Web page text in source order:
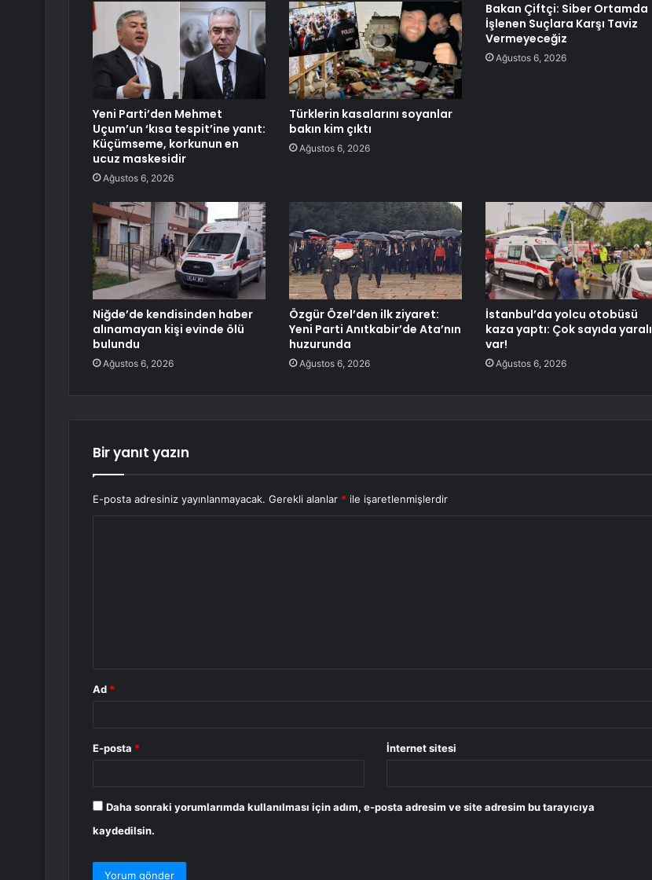
Yeni Parti’den Mehmet
Uçum’un ‘kısa tespit’ine yanıt:
Küçümseme, korkunun en
ucuz maskesidir
Ağustos 6, 2026
Türklerin kasalarını soyanlar
bakın kim çıktı
Ağustos 6, 2026
Bakan Çiftçi: Siber Ortamda
İşlenen Suçlara Karşı Taviz
Vermeyeceğiz
Ağustos 6, 2026
Niğde’de kendisinden haber
alınamayan kişi evinde ölü
bulundu
Ağustos 6, 2026
Özgür Özel’den ilk ziyaret:
Yeni Parti Anıtkabir’de Ata’nın
huzurunda
Ağustos 6, 2026
İstanbul’da yolcu otobüsü
kaza yaptı: Çok sayıda yaralı
var!
Ağustos 6, 2026
Bir yanıt yazın
E-posta adresiniz yayınlanmayacak. Gerekli alanlar * ile işaretlenmişlerdir
Ad *
E-posta * İnternet sitesi
Daha sonraki yorumlarımda kullanılması için adım, e-posta adresim ve site adresim bu tarayıcıya
kaydedilsin.